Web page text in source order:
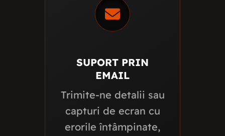
SUPORT PRIN
EMAIL
Trimite-ne detalii sau
capturi de ecran cu
erorile întâmpinate,